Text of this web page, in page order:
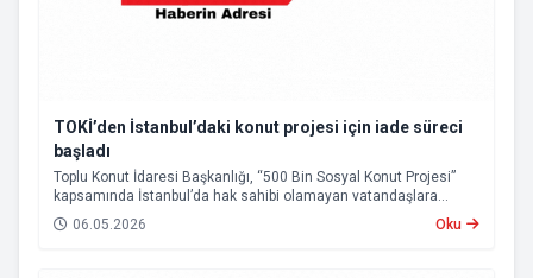
TOKİ’den İstanbul’daki konut projesi için iade süreci
başladı
Toplu Konut İdaresi Başkanlığı, “500 Bin Sosyal Konut Projesi”
kapsamında İstanbul’da hak sahibi olamayan vatandaşlara
başvuru bedellerinin iadesine başlandığını açıkladı.
06.05.2026 Oku